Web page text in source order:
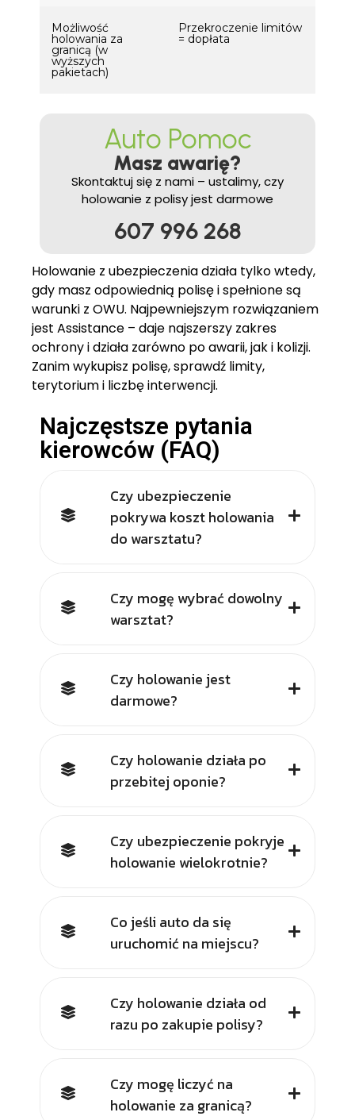
Możliwość
holowania za
granicą (w
wyższych
pakietach)
Przekroczenie limitów
= dopłata
Auto Pomoc
Masz awarię?
Skontaktuj się z nami – ustalimy, czy
holowanie z polisy jest darmowe
607 996 268
Holowanie z ubezpieczenia działa tylko wtedy,
gdy masz odpowiednią polisę i spełnione są
warunki z OWU. Najpewniejszym rozwiązaniem
jest Assistance – daje najszerszy zakres
ochrony i działa zarówno po awarii, jak i kolizji.
Zanim wykupisz polisę, sprawdź limity,
terytorium i liczbę interwencji.
Najczęstsze pytania
kierowców (FAQ)
Czy ubezpieczenie
pokrywa koszt holowania
do warsztatu?
Czy mogę wybrać dowolny
warsztat?
Czy holowanie jest
darmowe?
Czy holowanie działa po
przebitej oponie?
Czy ubezpieczenie pokryje
holowanie wielokrotnie?
Co jeśli auto da się
uruchomić na miejscu?
Czy holowanie działa od
razu po zakupie polisy?
Czy mogę liczyć na
holowanie za granicą?